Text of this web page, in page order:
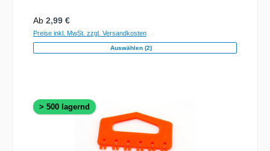
Regulärer Preis:
Ab 2,99 €
Preise inkl. MwSt. zzgl. Versandkosten
Auswählen (2)
> 500 lagernd